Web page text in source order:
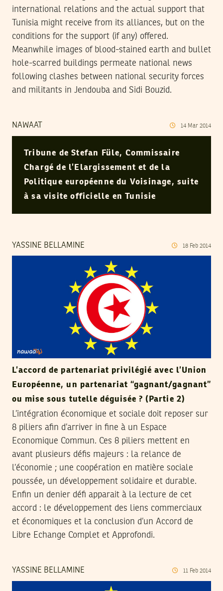
international relations and the actual support that
Tunisia might receive from its alliances, but on the
conditions for the support (if any) offered.
Meanwhile images of blood-stained earth and bullet
hole-scarred buildings permeate national news
following clashes between national security forces
and militants in Jendouba and Sidi Bouzid.
NAWAAT 14 Mar 2014
Tribune de Stefan Füle, Commissaire
Chargé de l’Elargissement et de la
Politique européenne du Voisinage, suite
à sa visite officielle en Tunisie
YASSINE BELLAMINE 18 Feb 2014
L’accord de partenariat privilégié avec l’Union
Européenne, un partenariat “gagnant/gagnant”
ou mise sous tutelle déguisée ? (Partie 2)
L’intégration économique et sociale doit reposer sur
8 piliers afin d’arriver in fine à un Espace
Economique Commun. Ces 8 piliers mettent en
avant plusieurs défis majeurs : la relance de
l’économie ; une coopération en matière sociale
poussée, un développement solidaire et durable.
Enfin un denier défi apparait à la lecture de cet
accord : le développement des liens commerciaux
et économiques et la conclusion d’un Accord de
Libre Echange Complet et Approfondi.
YASSINE BELLAMINE 11 Feb 2014